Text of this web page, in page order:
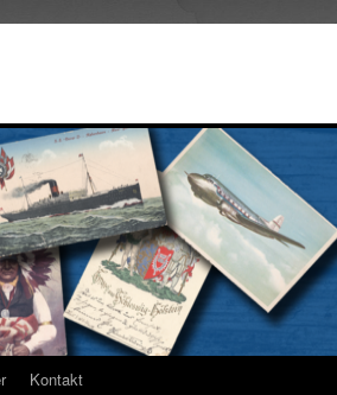
Kontakt